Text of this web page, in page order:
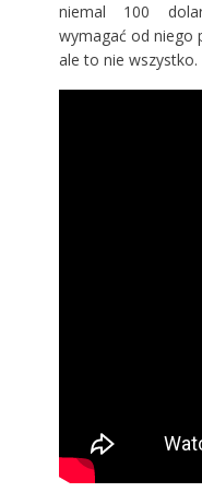
niemal 100
wymagać od niego
ale to nie wszystko.